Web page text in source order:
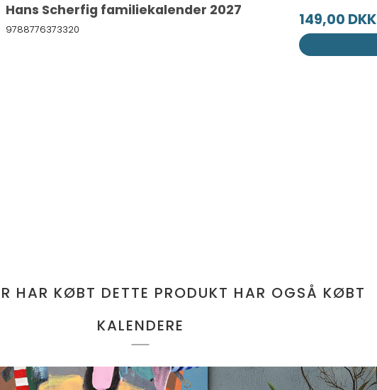
Hans Scherfig familiekalender 2027
9788776373320 149,00 DKK
HAR KØBT DETTE PRODUKT HAR OGSÅ KØBT
KALENDERE